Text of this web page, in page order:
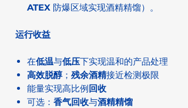
ATEX 防爆区域实现酒精精馏）。
运行收益
在低温与低压下实现温和的产品处理
高效脱醇； 残余酒精接近检测极限
能量实现高比例回收
可选： 香气回收与酒精精馏